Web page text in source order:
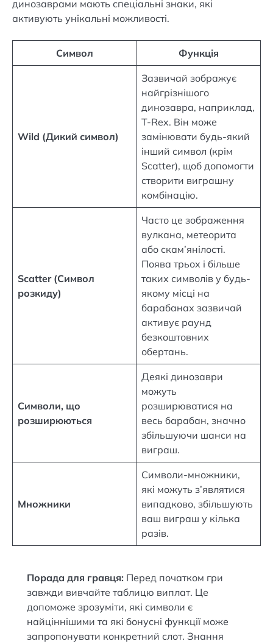
динозаврами мають спеціальні знаки, які
активують унікальні можливості.
Символ Функція
Wild (Дикий символ)
Зазвичай зображує
найгрізнішого
динозавра, наприклад,
T-Rex. Він може
замінювати будь-який
інший символ (крім
Scatter), щоб допомогти
створити виграшну
комбінацію.
Scatter (Символ
розкиду)
Часто це зображення
вулкана, метеорита
або скам’янілості.
Поява трьох і більше
таких символів у будь-
якому місці на
барабанах зазвичай
активує раунд
безкоштовних
обертань.
Символи, що
розширюються
Деякі динозаври
можуть
розширюватися на
весь барабан, значно
збільшуючи шанси на
виграш.
Множники
Символи-множники,
які можуть з’являтися
випадково, збільшують
ваш виграш у кілька
разів.
Порада для гравця: Перед початком гри
завжди вивчайте таблицю виплат. Це
допоможе зрозуміти, які символи є
найціннішими та які бонусні функції може
запропонувати конкретний слот. Знання